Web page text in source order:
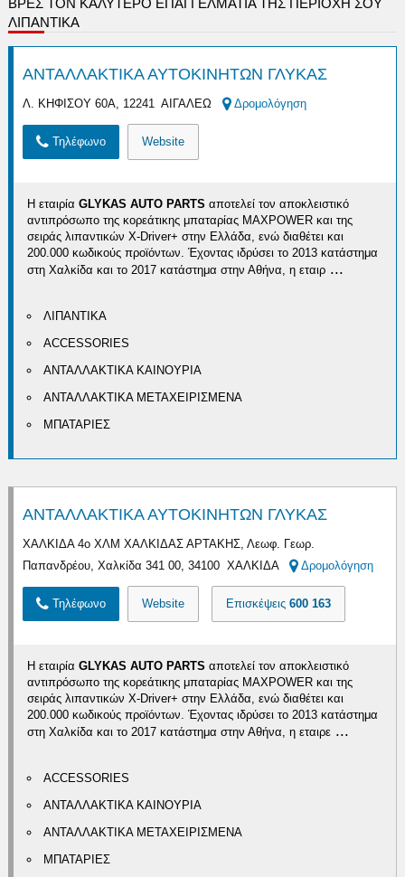
ΛΙΠΑΝΤΙΚΑ
ΑΝΤΑΛΛΑΚΤΙΚΑ ΑΥΤΟΚΙΝΗΤΩΝ ΓΛΥΚΑΣ
Λ. ΚΗΦΙΣΟΥ 60Α, 12241 ΑΙΓΑΛΕΩ Δρομολόγηση
Τηλέφωνο Website
Η εταιρίαGLYKAS AUTO PARTSαποτελεί τον αποκλειστικό
αντιπρόσωπο της κορεάτικης μπαταρίας MAXPOWER και της
σειράς λιπαντικών X-Driver+ στην Ελλάδα, ενώ διαθέτει και
200.000 κωδικούς προϊόντων. Έχοντας ιδρύσει το 2013 κατάστημα
στη Χαλκίδα και το 2017 κατάστημα στην Αθήνα, η εταιρ ...
ΛΙΠΑΝΤΙΚΑ
ACCESSORIES
ΑΝΤΑΛΛΑΚΤΙΚΑ ΚΑΙΝΟΥΡΙΑ
ΑΝΤΑΛΛΑΚΤΙΚΑ ΜΕΤΑΧΕΙΡΙΣΜΕΝΑ
ΜΠΑΤΑΡΙΕΣ
ΑΝΤΑΛΛΑΚΤΙΚΑ ΑΥΤΟΚΙΝΗΤΩΝ ΓΛΥΚΑΣ
ΧΑΛΚΙΔΑ 4ο ΧΛΜ ΧΑΛΚΙΔΑΣ ΑΡΤΑΚΗΣ, Λεωφ. Γεωρ.
Παπανδρέου, Χαλκίδα 341 00, 34100 ΧΑΛΚΙΔΑ
Δρομολόγηση
Τηλέφωνο Website Επισκέψεις600 163
Η εταιρία GLYKAS AUTO PARTSαποτελεί τον αποκλειστικό
αντιπρόσωπο της κορεάτικης μπαταρίας MAXPOWER και της
σειράς λιπαντικών X-Driver+ στην Ελλάδα, ενώ διαθέτει και
200.000 κωδικούς προϊόντων. Έχοντας ιδρύσει το 2013 κατάστημα
στη Χαλκίδα και το 2017 κατάστημα στην Αθήνα, η εταιρε ...
ACCESSORIES
ΑΝΤΑΛΛΑΚΤΙΚΑ ΚΑΙΝΟΥΡΙΑ
ΑΝΤΑΛΛΑΚΤΙΚΑ ΜΕΤΑΧΕΙΡΙΣΜΕΝΑ
ΜΠΑΤΑΡΙΕΣ